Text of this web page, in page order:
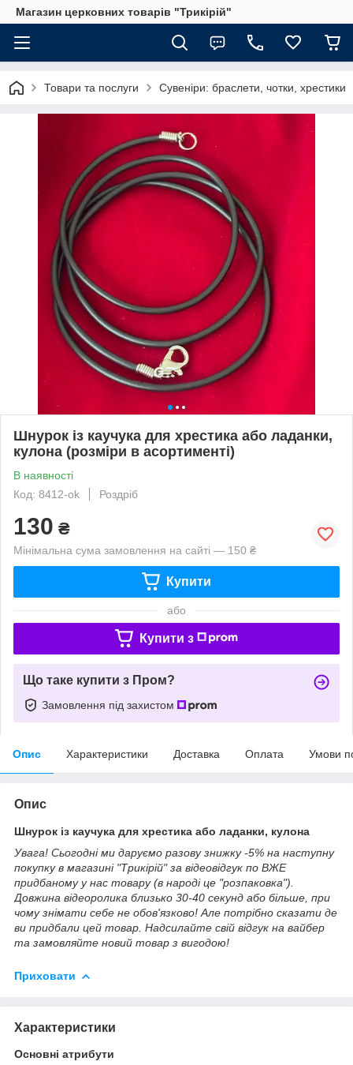
Магазин церковних товарів "Трикірій"
Товари та послуги Сувеніри: браслети, чотки, хрестики
Шнурок із каучука для хрестика або ладанки,
кулона (розміри в асортименті)
В наявності
Код: 8412-ok
Роздріб
130 ₴
Мінімальна сума замовлення на сайті — 150 ₴
Купити
або
Купити з
Що таке купити з Пром?
Замовлення під захистом
Опис Характеристики Доставка Оплата Умови
Опис
Шнурок із каучука для хрестика або ладанки, кулона
Увага! Сьогодні ми даруємо разову знижку -5% на наступну
покупку в магазині "Трикірій" за відеовідгук по ВЖЕ
придбаному у нас товару (в народі це "розпаковка").
Довжина відеоролика близько 30-40 секунд або більше, при
чому знімати себе не обов'язково! Але потрібно сказати де
ви придбали цей товар. Надсилайте свій відгук на вайбер
та замовляйте новий товар з вигодою!
Приховати
Характеристики
Основні атрибути